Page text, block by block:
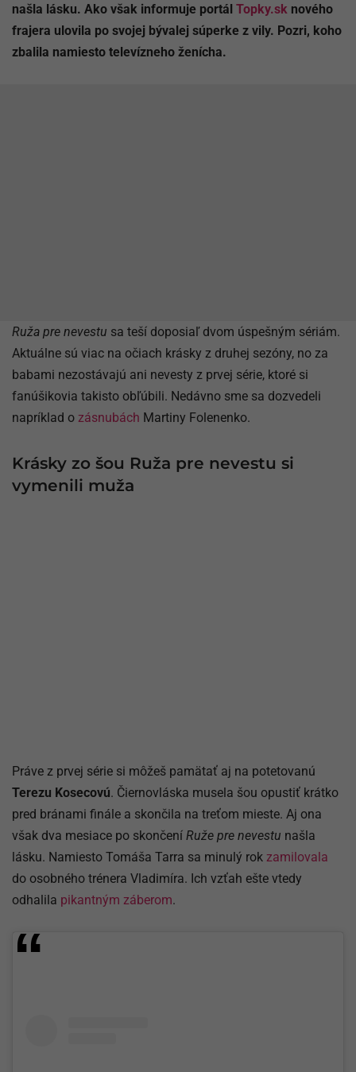
našla lásku. Ako však informuje portál Topky.sk nového
frajera ulovila po svojej bývalej súperke z vily. Pozri, koho
zbalila namiesto televízneho ženícha.
Ruža pre nevestu sa teší doposiaľ dvom úspešným sériám.
Aktuálne sú viac na očiach krásky z druhej sezóny, no za
babami nezostávajú ani nevesty z prvej série, ktoré si
fanúšikovia takisto obľúbili. Nedávno sme sa dozvedeli
napríklad o zásnubách Martiny Folenenko.
Krásky zo šou Ruža pre nevestu si
vymenili muža
Práve z prvej série si môžeš pamätať aj na potetovanú
Terezu Kosecovú. Čiernovláska musela šou opustiť krátko
pred bránami finále a skončila na treťom mieste. Aj ona
však dva mesiace po skončení Ruže pre nevestu našla
lásku. Namiesto Tomáša Tarra sa minulý rok zamilovala
do osobného trénera Vladimíra. Ich vzťah ešte vtedy
odhalila pikantným záberom.